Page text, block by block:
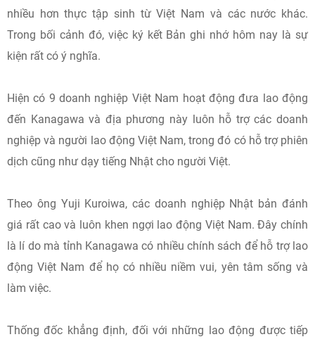
nhiều hơn thực tập sinh từ Việt Nam và các nước khác.
Trong bối cảnh đó, việc ký kết Bản ghi nhớ hôm nay là sự
kiện rất có ý nghĩa.
Hiện có 9 doanh nghiệp Việt Nam hoạt động đưa lao động
đến Kanagawa và địa phương này luôn hỗ trợ các doanh
nghiệp và người lao động Việt Nam, trong đó có hỗ trợ phiên
dịch cũng như dạy tiếng Nhật cho người Việt.
Theo ông Yuji Kuroiwa, các doanh nghiệp Nhật bản đánh
giá rất cao và luôn khen ngợi lao động Việt Nam. Đây chính
là lí do mà tỉnh Kanagawa có nhiều chính sách để hỗ trợ lao
động Việt Nam để họ có nhiều niềm vui, yên tâm sống và
làm việc.
Thống đốc khẳng định, đối với những lao động được tiếp